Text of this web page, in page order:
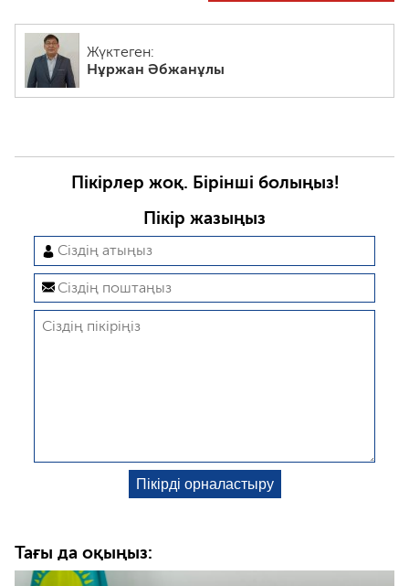
Жүктеген:
Нұржан Әбжанұлы
Пікірлер жоқ. Бірінші болыңыз!
Пікір жазыңыз
Тағы да оқыңыз: